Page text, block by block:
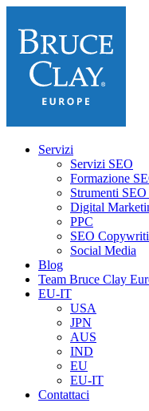
Servizi
Servizi SEO
Formazione
Strumenti
Digital
PPC
SEO
Social Media
Blog
Team Bruce Clay
EU-IT
USA
JPN
AUS
IND
EU
EU-IT
Contattaci